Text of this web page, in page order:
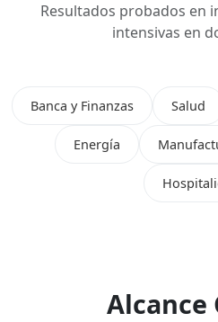
Resultados probados en
intensivas en
Banca y Finanzas Salud
Energía
Alcance